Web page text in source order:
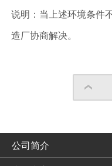
说明：当上述环境条件
造厂协商解决。
公司简介